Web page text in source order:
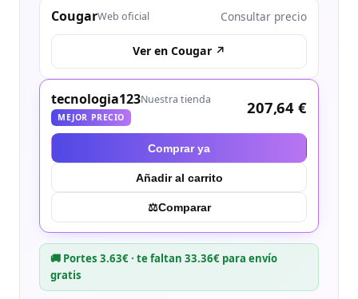
CougarWeb oficial Consultar precio
Ver en Cougar ↗
tecnologia123Nuestra tienda
MEJOR PRECIO
207,64 €
Comprar ya
Añadir al carrito
⚖︎Comparar
🚚 Portes 3.63€ · te faltan 33.36€ para envío
gratis